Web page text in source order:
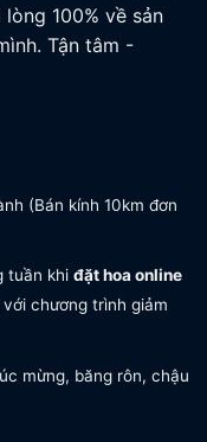
100% về sản
Tận tâm -
(Bán kính 10km đơn
tuần khi đặt hoa online
chương trình giảm
mừng, băng rôn, chậu